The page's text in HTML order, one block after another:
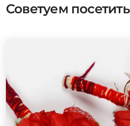
Советуем посетить